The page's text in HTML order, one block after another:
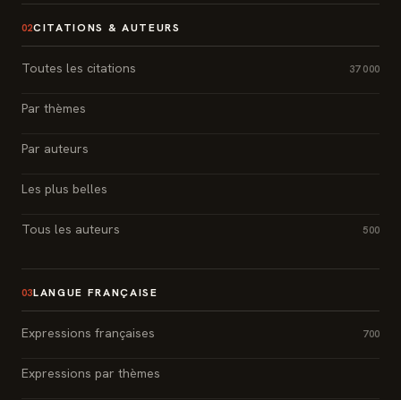
02CITATIONS & AUTEURS
Toutes les citations 37 000
Par thèmes
Par auteurs
Les plus belles
Tous les auteurs 500
03LANGUE FRANÇAISE
Expressions françaises 700
Expressions par thèmes